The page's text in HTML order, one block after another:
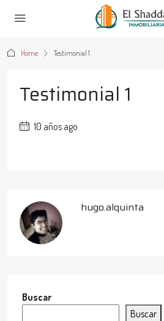
Home Testimonial 1
Testimonial 1
10 años ago
hugo.alquinta
Buscar
Buscar